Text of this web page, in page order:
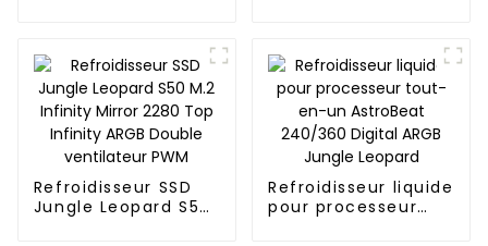
Refroidisseur SSD
Jungle Leopard S50
Refroidisseur liquide
pour processeur